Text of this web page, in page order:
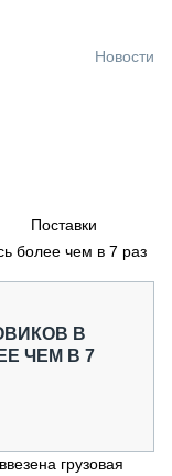
Новости
Поставки
более чем в 7 раз
В
ЧЕМ В 7
грузовая